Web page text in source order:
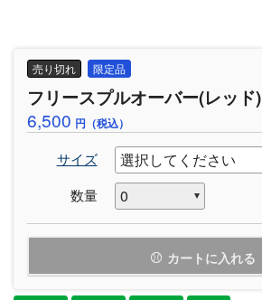
売り切れ 限定品
フリースプルオーバー(レッド)
6,500 円（税込）
サイズ
数量
カートに入れる